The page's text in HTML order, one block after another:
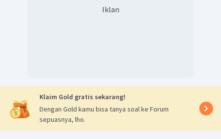
Iklan
Klaim Gold gratis sekarang!
Dengan Gold kamu bisa tanya soal ke Forum
sepuasnya, lho.